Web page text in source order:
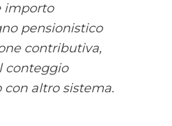
importo
pensionistico
contributiva,
conteggio
altro sistema.